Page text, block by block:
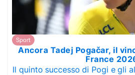
Sport
Ancora Tadej Pogačar, il
France
Il quinto successo di Pogi e gli